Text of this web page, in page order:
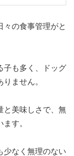
々の食事管理がと
子も多く、ドッグ
ません。
と美味しさで、無
す。
少なく無理のない